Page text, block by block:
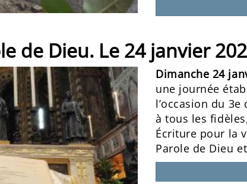
de Dieu. Le 24 janvier
Dimanche 24
une journée
l’occasion du
à tous les
Écriture pour la
Parole de Dieu